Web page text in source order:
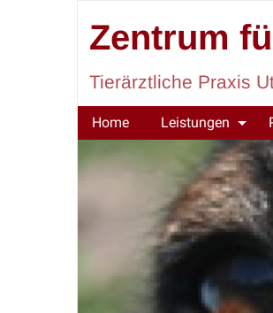
Zentrum
Tierärztliche Praxis
Home Leistungen